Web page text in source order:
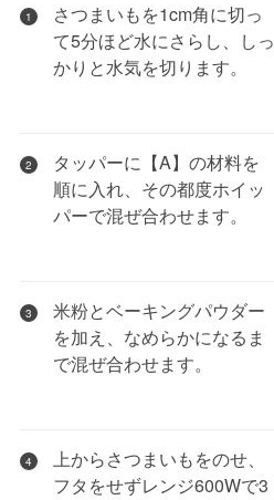
1
さつまいもを1cm角に切っ
て5分ほど水にさらし、しっ
かりと水気を切ります。
2
タッパーに【A】の材料を
順に入れ、その都度ホイッ
パーで混ぜ合わせます。
3
米粉とベーキングパウダー
を加え、なめらかになるま
で混ぜ合わせます。
4
上からさつまいもをのせ、
フタをせずレンジ600Wで3